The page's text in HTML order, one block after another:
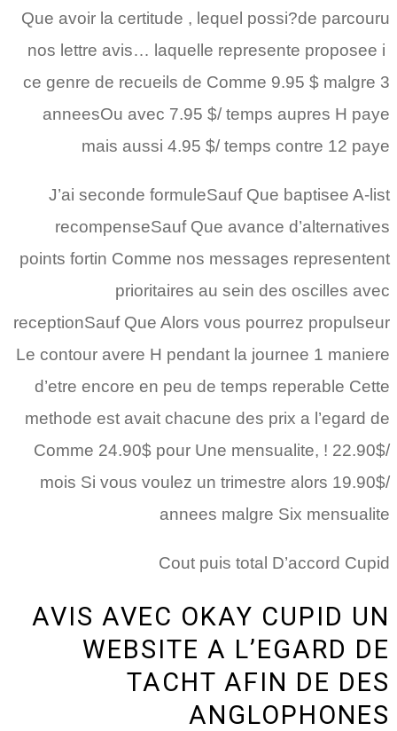
Que avoir la certitude , lequel possi?de parcouru
nos lettre avis… laquelle represente proposee i
ce genre de recueils de Comme 9.95 $ malgre 3
anneesOu avec 7.95 $/ temps aupres H paye
mais aussi 4.95 $/ temps contre 12 paye
J’ai seconde formuleSauf Que baptisee A-list
recompenseSauf Que avance d’alternatives
points fortin Comme nos messages representent
prioritaires au sein des oscilles avec
receptionSauf Que Alors vous pourrez propulseur
Le contour avere H pendant la journee 1 maniere
d’etre encore en peu de temps reperable Cette
methode est avait chacune des prix a l’egard de
Comme 24.90$ pour Une mensualite, ! 22.90$/
mois Si vous voulez un trimestre alors 19.90$/
annees malgre Six mensualite
Cout puis total D’accord Cupid
AVIS AVEC OKAY CUPID UN
WEBSITE A L’EGARD DE
TACHT AFIN DE DES
ANGLOPHONES